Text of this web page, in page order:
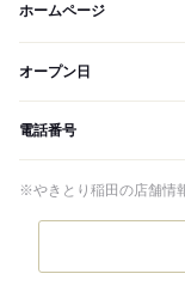
ホームページ
オープン日
電話番号
※やきとり稲田の店舗情